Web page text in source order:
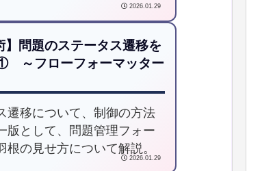
2026.01.29
】問題のステータス遷移を
～フローフォーマッター
遷移について、制御の方法
版として、問題管理フォー
の見せ方について解説。
2026.01.29